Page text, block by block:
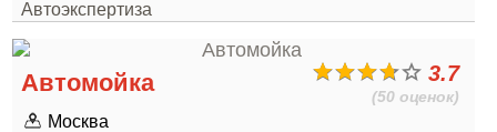
Автоэкспертиза
3.7
(50 оценок)
Автомойка
Москва